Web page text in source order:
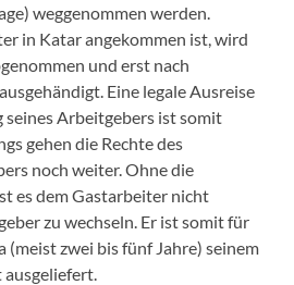
weggenommen werden.
in Katar angekommen ist, wird
und erst nach
Eine legale Ausreise
Arbeitgebers ist somit
gehen die Rechte des
noch weiter. Ohne die
es dem Gastarbeiter nicht
zu wechseln. Er ist somit für
(meist zwei bis fünf Jahre) seinem